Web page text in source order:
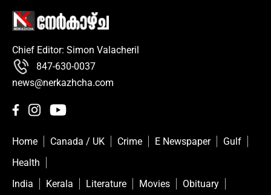
Chief Editor: Simon Valacheril
847-630-0037
news@nerkazhcha.com
Home Canada / UK Crime E Newspaper
Gulf
Health
India
Kerala Literature Movies Obituary